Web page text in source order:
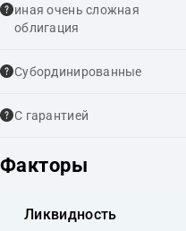
иная очень сложная
облигация
Cубординированные
С гарантией
Факторы
Ликвидность